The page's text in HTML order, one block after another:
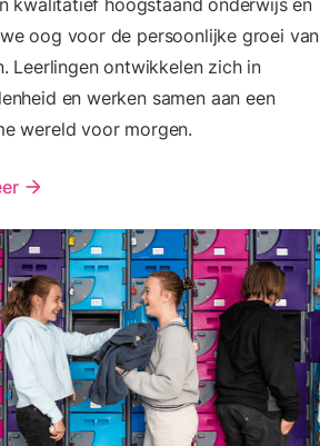
kwalitatief hoogstaand onderwijs en
oog voor de persoonlijke groei van
Leerlingen ontwikkelen zich in
en werken samen aan een
wereld voor morgen.
arrow_forward